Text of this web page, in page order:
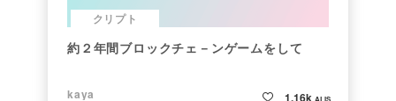
クリプト
約２年間ブロックチェ－ンゲームをして
kaya
1.16k ALIS